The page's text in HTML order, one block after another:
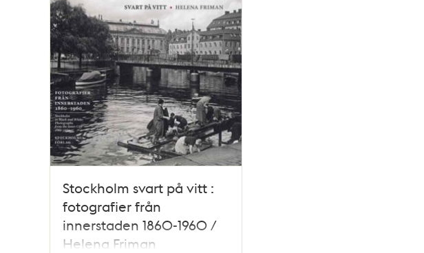
Stockholm svart på vitt :
fotografier från
innerstaden 1860-1960 /
Helena Friman